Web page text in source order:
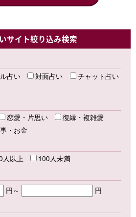
サイト絞り込み検索
占い 対面占い
チャット占い
恋愛・片思い
復縁・複雑愛
・お金
人以上
100人未満
円～
円